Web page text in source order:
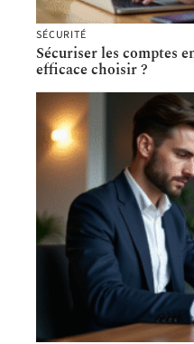
SÉCURITÉ
Sécuriser les comptes
efficace choisir ?